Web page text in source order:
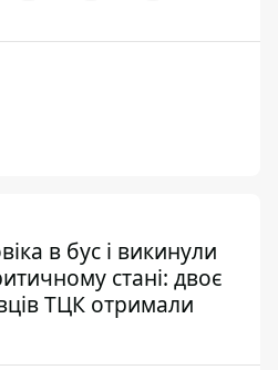
в бус і викинули
стані: двоє
ТЦК отримали